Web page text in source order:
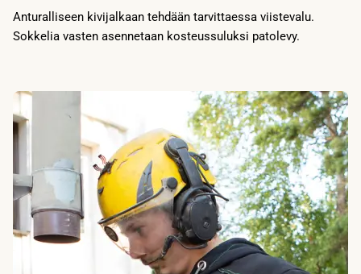
Anturalliseen kivijalkaan tehdään tarvittaessa viistevalu.
Sokkelia vasten asennetaan kosteussuluksi patolevy.